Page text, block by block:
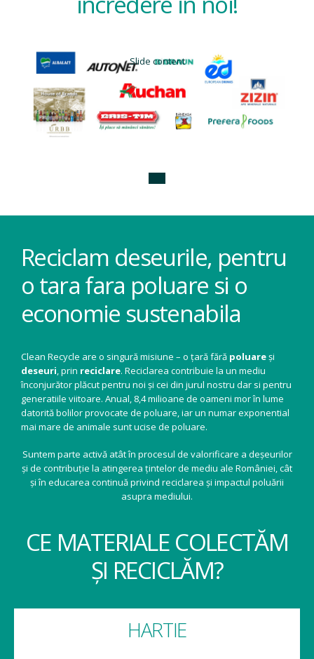
Slide content
Reciclam deseurile, pentru
o tara fara poluare si o
economie sustenabila
Clean Recycle are o singură misiune – o țară fără poluareși
deseuri, prin reciclare. Reciclarea contribuie la un mediu
înconjurător plăcut pentru noi și cei din jurul nostru dar si pentru
generatiile viitoare. Anual, 8,4 milioane de oameni mor în lume
datorită bolilor provocate de poluare, iar un numar exponential
mai mare de animale sunt ucise de poluare.
Suntem parte activă atât în procesul de valorificare a deșeurilor
și de contribuție la atingerea țintelor de mediu ale României, cât
și în educarea continuă privind reciclarea și impactul poluării
asupra mediului.
CE MATERIALE COLECTĂM
ȘI RECICLĂM?
HARTIE